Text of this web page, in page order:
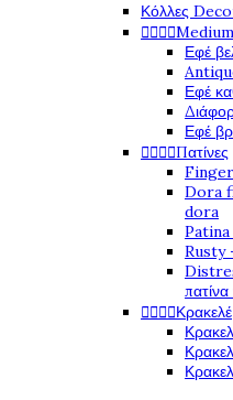
Κόλλες

Εφέ
Εφέ
Εφέ
Πατίνες
Finger
Dora
dora
Rusty
Κρακελέ